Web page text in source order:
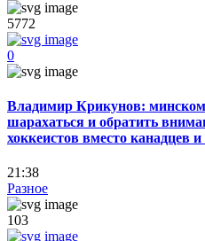
5772
0
Владимир Крикунов:
шарахаться и обратить
хоккеистов вместо канадцев
21:38
Разное
103